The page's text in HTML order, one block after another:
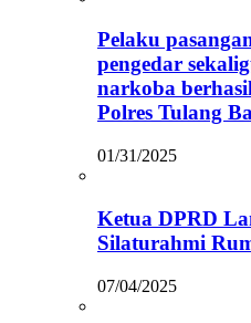
Pelaku
pengedar
narkoba
Polres Tulang
01/31/2025
Ketua DPRD
Silaturahmi
07/04/2025